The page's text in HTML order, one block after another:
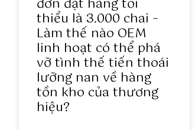
đơn đặt hàng tối
thiểu là 3.000 chai –
Làm thế nào OEM
linh hoạt có thể phá
vỡ tình thế tiến thoái
lưỡng nan về hàng
tồn kho của thương
hiệu?